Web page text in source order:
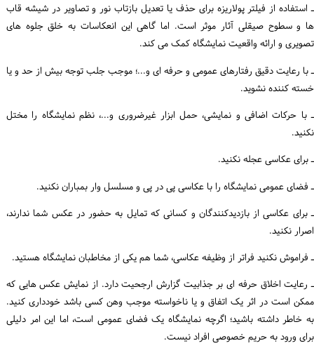
ـ استفاده از فیلتر پولاریزه برای حذف یا تعدیل بازتاب نور و تصاویر در شیشه قاب
ها و سطوح صیقلی آثار موثر است. اما گاهی این انعکاسات به خلق جلوه های
تصویری و ارائه واقعیت نمایشگاه کمک می کند.
ـ با رعایت دقیق رفتارهای عمومی و حرفه ای و...؛ موجب جلب توجه بیش از حد و یا
خسته کننده نشوید.
ـ با حرکات اضافی و نمایشی، حمل ابزار غیرضروری و...، نظم نمایشگاه را مختل
نکنید.
ـ برای عکاسی عجله نکنید.
ـ فضای عمومی نمایشگاه را با عکاسی پی در پی و مسلسل وار بمباران نکنید.
ـ برای عکاسی از بازدیدکنندگان و کسانی که تمایل به حضور در عکس شما ندارند،
اصرار نکنید.
ـ فراموش نکنید فراتر از وظیفه عکاسی، شما هم یکی از مخاطبان نمایشگاه هستید.
ـ رعایت اخلاق حرفه ای بر جذابیت گزارش ارجحیت دارد. از نمایش عکس هایی که
ممکن است در اثر یک اتفاق و یا ناخواسته موجب وهن کسی باشد خودداری کنید.
به خاطر داشته باشید؛ اگرچه نمایشگاه یک فضای عمومی است، اما این امر دلیلی
برای ورود به حریم خصوصی افراد نیست.